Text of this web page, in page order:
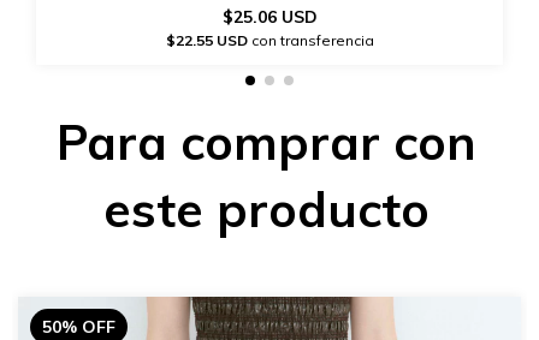
$25.06 USD
$22.55 USDcon transferencia
Para comprar con
este producto
50% OFF